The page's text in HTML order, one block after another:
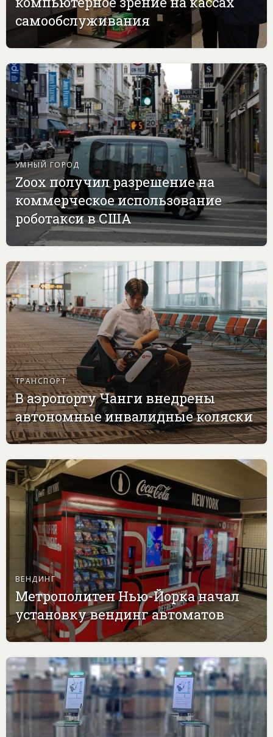
самообслуживания
УМНЫЙ ГОРОД
Zoox получил разрешение на
коммерческое использование
роботакси в США
ТРАНСПОРТ
В аэропорту Чанги внедрены
автономные инвалидные коляски
ВЕНДИНГ
Метрополитен Нью-Йорка начал
установку вендинг автоматов